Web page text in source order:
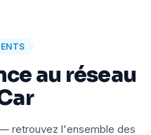
au réseau
retrouvez l'ensemble des